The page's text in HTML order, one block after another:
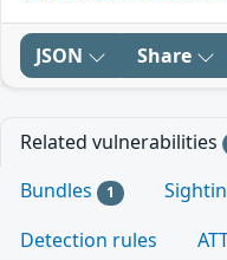
JSON Share
Related vulnerabilities
Bundles 1
Detection rules